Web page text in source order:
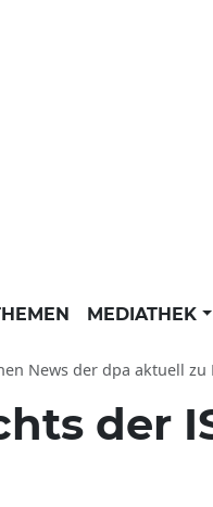
MEDIATHEK
News der dpa aktuell
der